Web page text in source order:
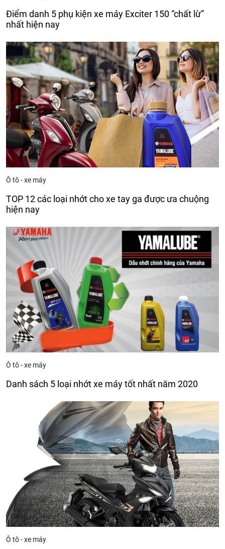
Điểm danh 5 phụ kiện xe máy Exciter 150 “chất lừ”
nhất hiện nay
Ô tô - xe máy
TOP 12 các loại nhớt cho xe tay ga được ưa chuộng
hiện nay
Ô tô - xe máy
Danh sách 5 loại nhớt xe máy tốt nhất năm 2020
Ô tô - xe máy